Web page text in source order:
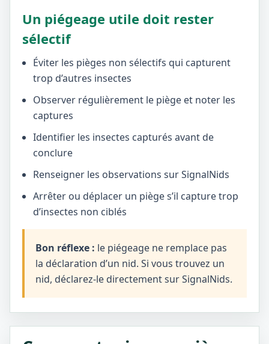
Un piégeage utile doit rester
sélectif
Éviter les pièges non sélectifs qui capturent
trop d’autres insectes
Observer régulièrement le piège et noter les
captures
Identifier les insectes capturés avant de
conclure
Renseigner les observations sur SignalNids
Arrêter ou déplacer un piège s’il capture trop
d’insectes non ciblés
Bon réflexe : le piégeage ne remplace pas
la déclaration d’un nid. Si vous trouvez un
nid, déclarez-le directement sur SignalNids.